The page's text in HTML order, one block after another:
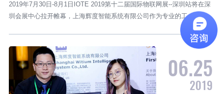
2019年7月30日-8月1日IOTE 2019第十二届国际物联网展--深圳站将在深
圳会展中心拉开帷幕，上海辉度智能系统有限公司作为专业的工...
06.25
2019